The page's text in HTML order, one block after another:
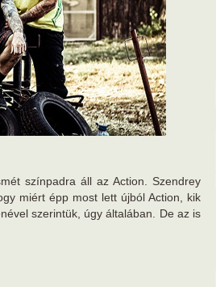
színpadra áll az Action. Szendrey
miért épp most lett újból Action, kik
szerintük, úgy általában. De az is